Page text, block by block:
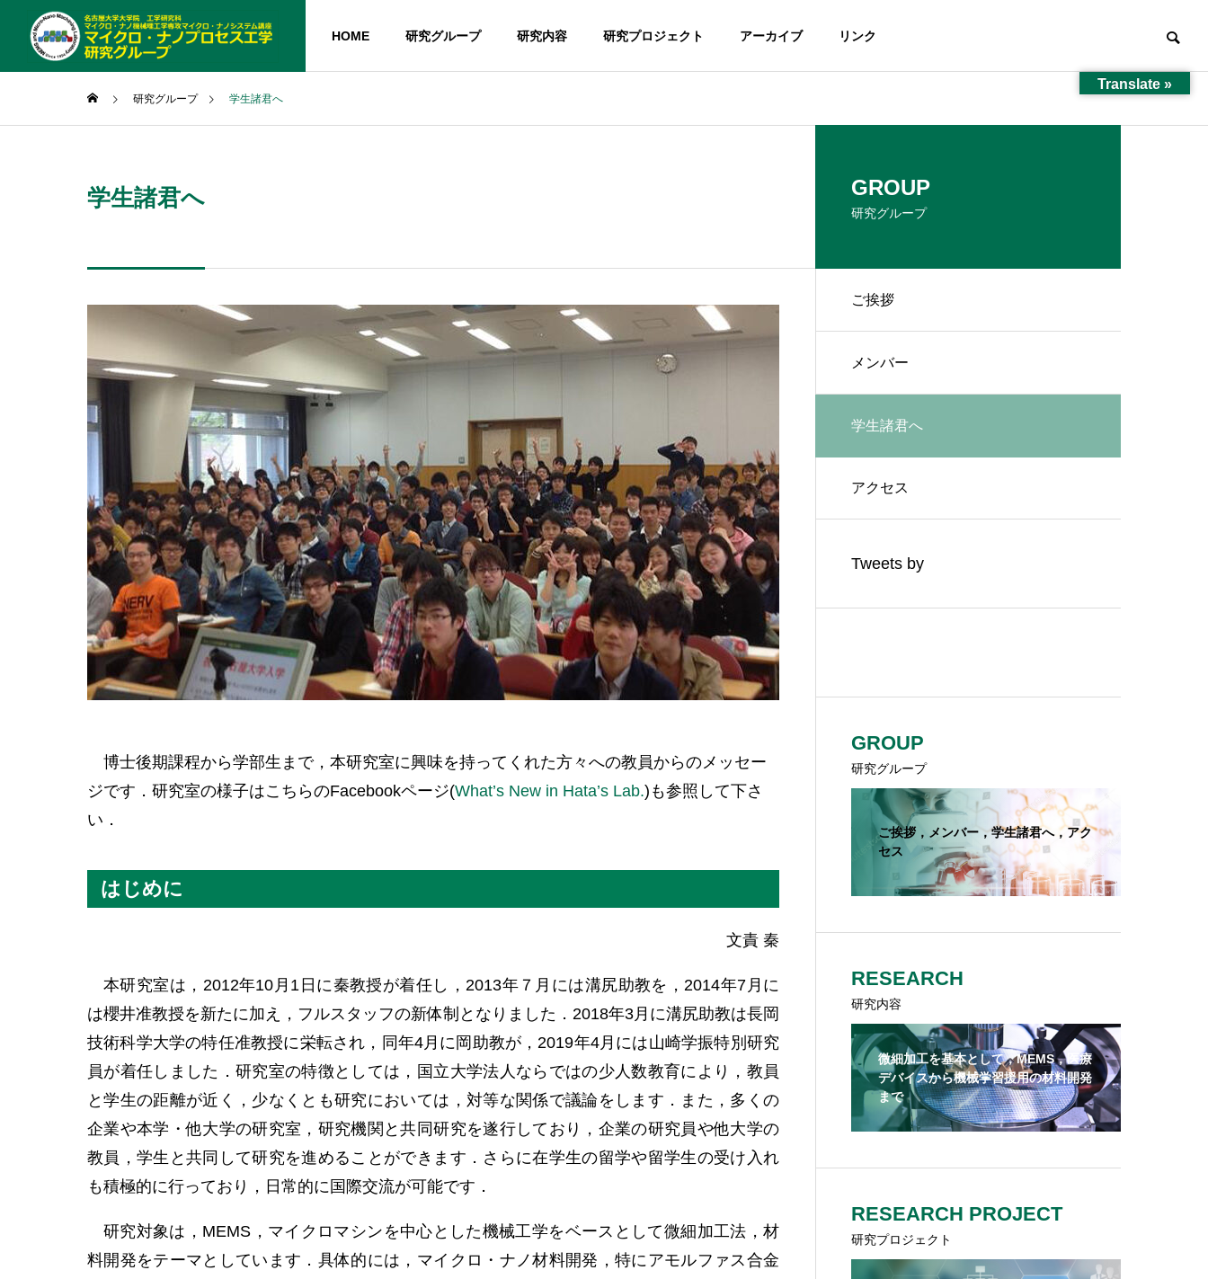
HOME 研究グループ 研究内容 研究プロジェクト アーカイブ リンク
研究グループ
ご挨拶
GREETING
PROJECT
研究プロジェクト
collabo
研究グループ 学生諸君へ
学生諸君へ
博士後期課程から学部生まで，本研究室に興味を持ってくれた方々への教員からのメッセー
ジです．研究室の様子はこちらのFacebookページ(What’s New in Hata’s Lab.)も参照して下さ
い．
はじめに
文責 秦
本研究室は，2012年10月1日に秦教授が着任し，2013年７月には溝尻助教を，2014年7月に
は櫻井准教授を新たに加え，フルスタッフの新体制となりました．2018年3月に溝尻助教は長岡
技術科学大学の特任准教授に栄転され，同年4月に岡助教が，2019年4月には山崎学振特別研究
員が着任しました．研究室の特徴としては，国立大学法人ならではの少人数教育により，教員
と学生の距離が近く，少なくとも研究においては，対等な関係で議論をします．また，多くの
企業や本学・他大学の研究室，研究機関と共同研究を遂行しており，企業の研究員や他大学の
教員，学生と共同して研究を進めることができます．さらに在学生の留学や留学生の受け入れ
も積極的に行っており，日常的に国際交流が可能です．
研究対象は，MEMS，マイクロマシンを中心とした機械工学をベースとして微細加工法，材
料開発をテーマとしています．具体的には，マイクロ・ナノ材料開発，特にアモルファス合金
GROUP
研究グループ
ご挨拶
メンバー
学生諸君へ
アクセス
Tweets by
GROUP
研究グループ
ご挨拶，メンバー，学生諸君へ，アク
セス
RESEARCH
研究内容
微細加工を基本として，MEMS，医療
デバイスから機械学習援用の材料開発
まで
RESEARCH PROJECT
研究プロジェクト
Translate »